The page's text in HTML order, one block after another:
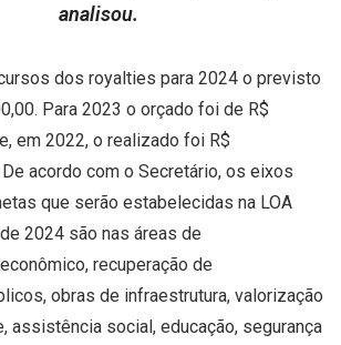
analisou.
dos royalties para 2024 o previsto
Para 2023 o orçado foi de R$
em 2022, o realizado foi R$
acordo com o Secretário, os eixos
que serão estabelecidas na LOA
2024 são nas áreas de
recuperação de
obras de infraestrutura, valorização
assistência social, educação, segurança